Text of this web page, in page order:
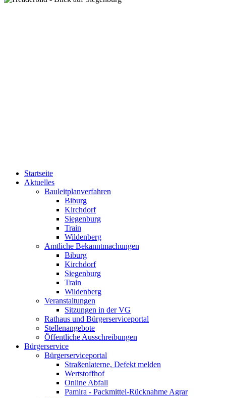
Startseite
Aktuelles
Bauleitplanverfahren
Biburg
Kirchdorf
Siegenburg
Train
Wildenberg
Amtliche Bekanntmachungen
Biburg
Kirchdorf
Siegenburg
Train
Wildenberg
Veranstaltungen
Sitzungen in der VG
Rathaus und Bürgerserviceportal
Stellenangebote
Öffentliche Ausschreibungen
Bürgerservice
Bürgerserviceportal
Straßenlaterne, Defekt melden
Wertstoffhof
Online Abfall
Pamira - Packmittel-Rücknahme Agrar